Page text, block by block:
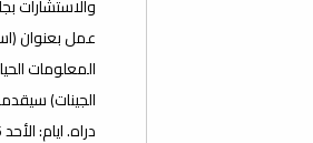
المعلومات الحياتية في دراسة بعض
الجينات) سيقدمها: د. مصطفى محمد